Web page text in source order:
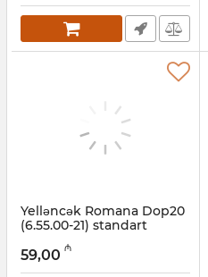
Artikul: 001002076
Yelləncək Romana Dop20
(6.55.00-21) standart
001002070
59,00 ₼